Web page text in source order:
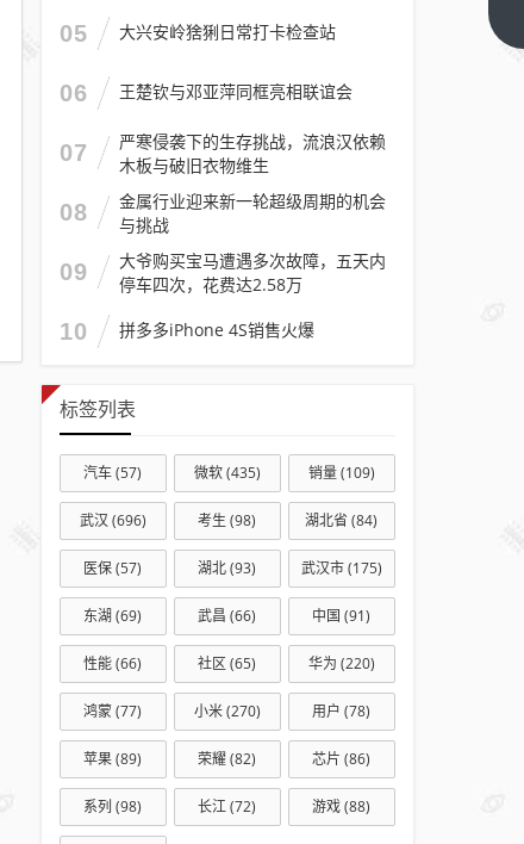
05 大兴安岭猞猁日常打卡检查站
06 王楚钦与邓亚萍同框亮相联谊会
07
严寒侵袭下的生存挑战，流浪汉依赖
木板与破旧衣物维生
08
金属行业迎来新一轮超级周期的机会
与挑战
09
大爷购买宝马遭遇多次故障，五天内
停车四次，花费达2.58万
10 拼多多iPhone 4S销售火爆
标签列表
汽车(57) 微软(435) 销量(109)
武汉 (696) 考生 (98) 湖北省 (84)
医保(57) 湖北(93) 武汉市(175)
东湖 (69) 武昌 (66) 中国 (91)
性能(66) 社区 (65) 华为 (220)
鸿蒙(77) 小米(270) 用户 (78)
苹果(89) 荣耀(82) 芯片 (86)
系列 (98) 长江(72) 游戏(88)